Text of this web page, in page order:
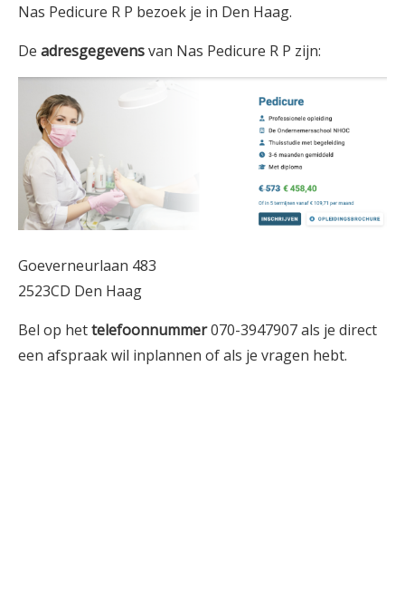
Nas Pedicure R P bezoek je in Den Haag.
De adresgegevensvan Nas Pedicure R P zijn:
Goeverneurlaan 483
2523CD Den Haag
Bel op hettelefoonnummer070-3947907 als je direct
een afspraak wil inplannen of als je vragen hebt.